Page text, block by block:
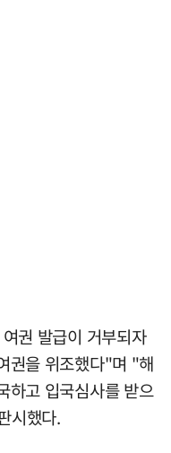
권 발급이 거부되자
권을 위조했다"며 "해
하고 입국심사를 받으
시했다.